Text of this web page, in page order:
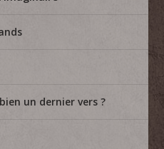
un dernier vers ?